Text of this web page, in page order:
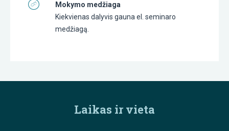
Mokymo medžiaga
Kiekvienas dalyvis gauna el. seminaro
medžiagą.
Laikas ir vieta